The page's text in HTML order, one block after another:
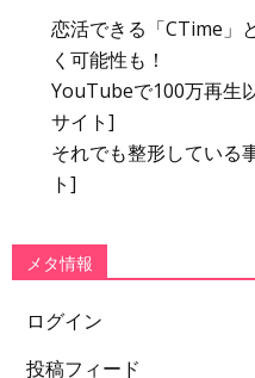
恋活できる「CTime」
く可能性も！
YouTubeで100万再生
サイト]
それでも整形している
ト]
メタ情報
ログイン
投稿フィード